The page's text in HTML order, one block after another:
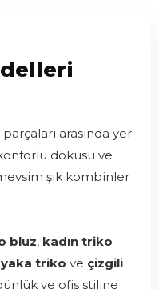
arasında yer
dokusu ve
şık kombinler
bluz, kadın triko
triko ve çizgili
ve ofis stiline